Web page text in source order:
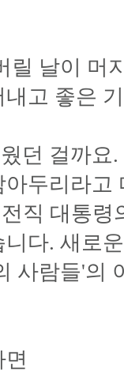
릴 날이 머
내고 좋은
던 걸까요
두리라고
직 대통
다. 새로
사람들'의